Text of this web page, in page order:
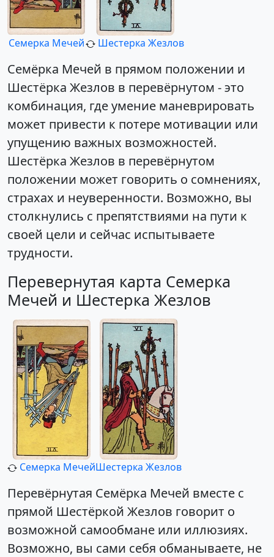
Семерка Мечей Шестерка Жезлов
Семёрка Мечей в прямом положении и
Шестёрка Жезлов в перевёрнутом - это
комбинация, где умение маневрировать
может привести к потере мотивации или
упущению важных возможностей.
Шестёрка Жезлов в перевёрнутом
положении может говорить о сомнениях,
страхах и неуверенности. Возможно, вы
столкнулись с препятствиями на пути к
своей цели и сейчас испытываете
трудности.
Перевернутая карта Семерка
Мечей и Шестерка Жезлов
Семерка МечейШестерка Жезлов
Перевёрнутая Семёрка Мечей вместе с
прямой Шестёркой Жезлов говорит о
возможной самообмане или иллюзиях.
Возможно, вы сами себя обманываете, не